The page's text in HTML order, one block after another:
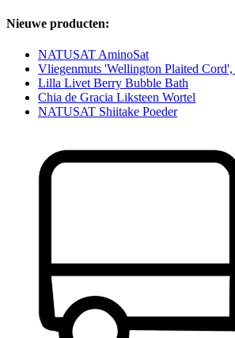
Nieuwe producten:
NATUSAT AminoSat
Vliegenmuts 'Wellington Plaited
Lilla Livet Berry Bubble Bath
Chia de Gracia Liksteen Wortel
NATUSAT Shiitake Poeder